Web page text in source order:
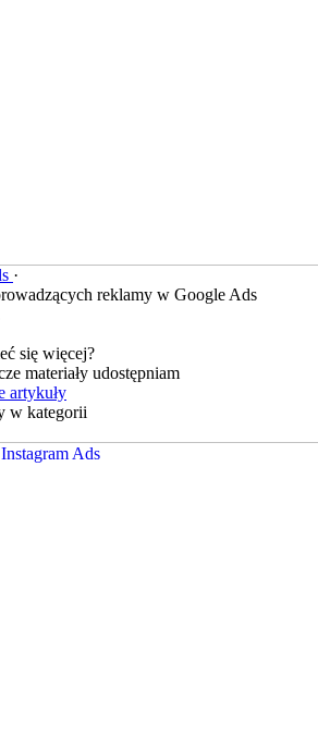
·
reklamy w Google Ads
się więcej?
materiały udostępniam
artykuły
w kategorii